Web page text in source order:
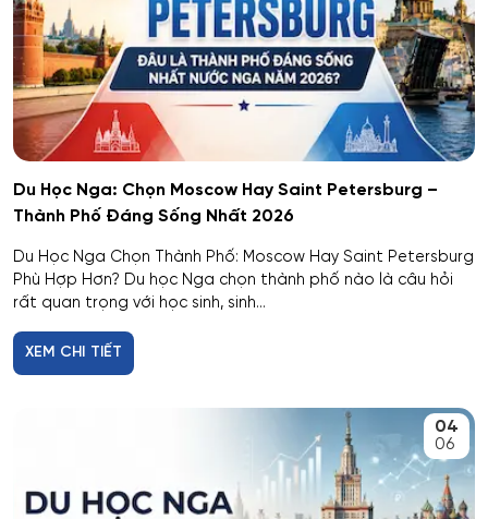
Du Học Nga: Chọn Moscow Hay Saint Petersburg –
Thành Phố Đáng Sống Nhất 2026
Du Học Nga Chọn Thành Phố: Moscow Hay Saint Petersburg
Phù Hợp Hơn? Du học Nga chọn thành phố nào là câu hỏi
rất quan trọng với học sinh, sinh...
XEM CHI TIẾT
04
06